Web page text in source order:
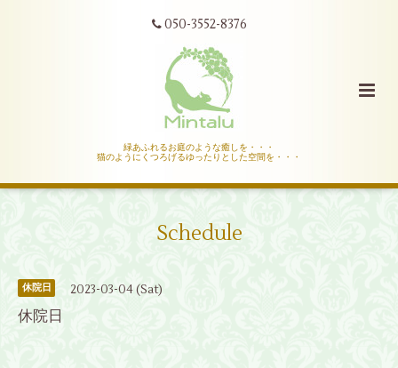
050-3552-8376
緑あふれるお庭のような癒しを・・・
猫のようにくつろげるゆったりとした空間を・・・
Schedule
休院日 2023-03-04 (Sat)
休院日